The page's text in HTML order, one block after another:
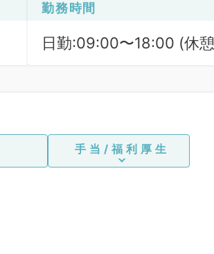
勤務時間
日勤:09:00〜18:00 (休
手当/福利厚生